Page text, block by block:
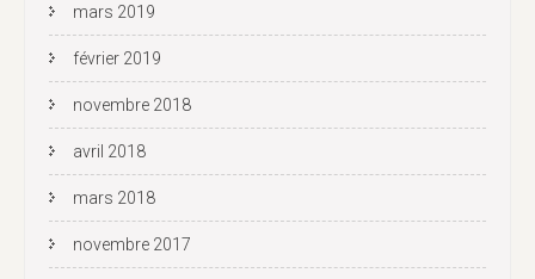
mars 2019
février 2019
novembre 2018
avril 2018
mars 2018
novembre 2017